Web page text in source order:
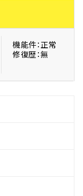
機能件：正常
修復歴：無